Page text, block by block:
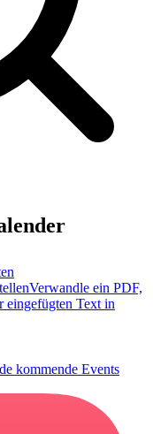
Verwandle ein PDF,
eingefügten Text in
kommende Events